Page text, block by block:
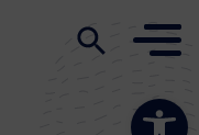
Ouvrir la